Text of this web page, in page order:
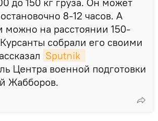
8-12 часов. А
можно на расстоянии 150-
собрали его своими
Центра военной подготовки
Жабборов.